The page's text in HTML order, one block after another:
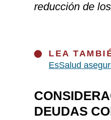
reducción de
LEA
EsSalud
DEUDAS